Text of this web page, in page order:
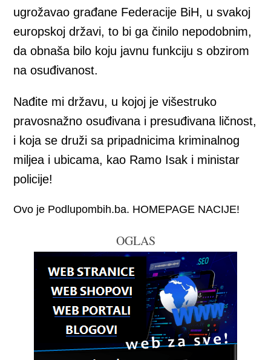
ugrožavao građane Federacije BiH, u svakoj
europskoj državi, to bi ga činilo nepodobnim,
da obnaša bilo koju javnu funkciju s obzirom
na osuđivanost.
Nađite mi državu, u kojoj je višestruko
pravosnažno osuđivana i presuđivana ličnost,
i koja se druži sa pripadnicima kriminalnog
miljea i ubicama, kao Ramo Isak i ministar
policije!
Ovo je Podlupombih.ba. HOMEPAGE NACIJE!
OGLAS